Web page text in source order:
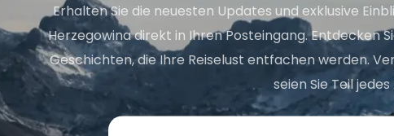
Erhalten Sie die neuesten Updates und exklusive
Herzegowina direkt in Ihren Posteingang. Entdecken
Geschichten, die Ihre Reiselust entfachen werden.
seien Sie Teil